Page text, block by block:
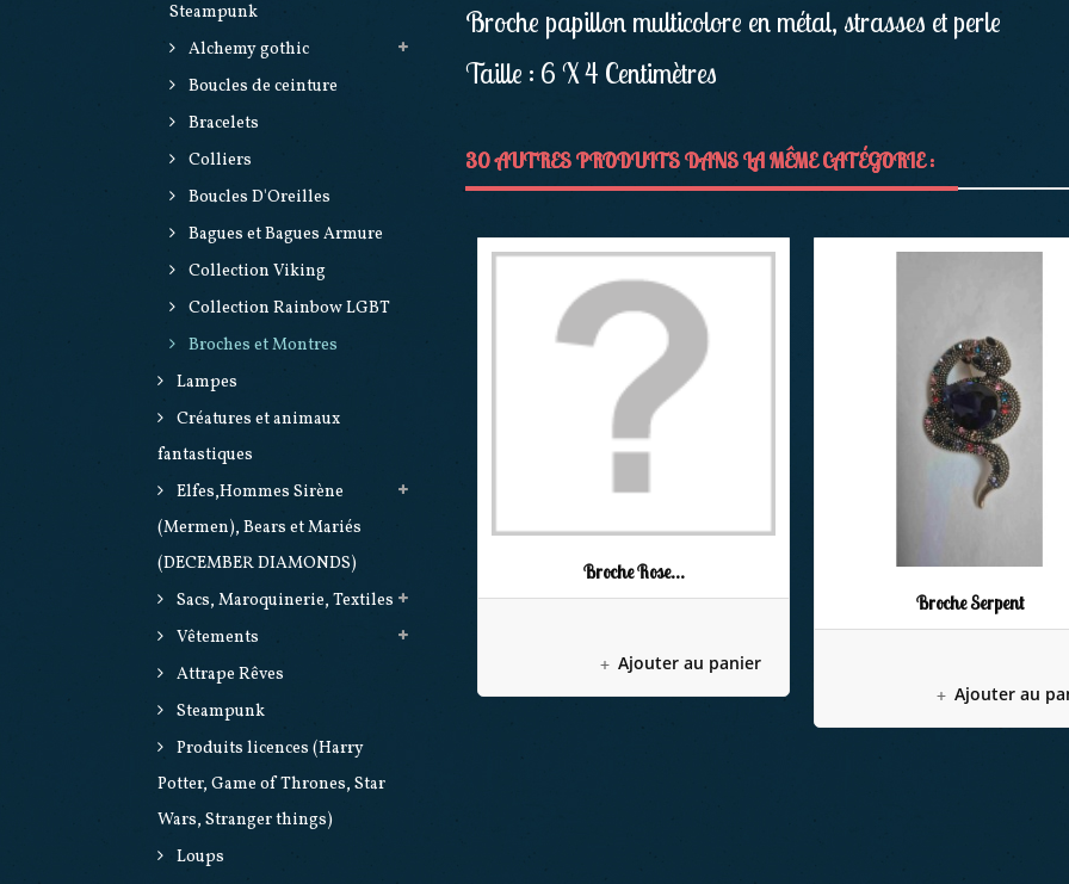
Steampunk
Alchemy gothic
Boucles de ceinture
Bracelets
Colliers
Boucles D'Oreilles
Bagues et Bagues Armure
Collection Viking
Collection Rainbow LGBT
Broches et Montres
Lampes
Créatures et animaux
fantastiques
Elfes,Hommes Sirène
(Mermen), Bears et Mariés
(DECEMBER DIAMONDS)
Sacs, Maroquinerie, Textiles
Vêtements
Attrape Rêves
Steampunk
Produits licences (Harry
Potter, Game of Thrones, Star
Wars, Stranger things)
Loups
Broche papillon multicolore en métal, strasses et perle
Taille : 6 X 4 Centimètres
30 AUTRES PRODUITS DANS LA MÊME CATÉGORIE :
Broche Rose...
Ajouter au panier
Broche Serpent
Ajouter au